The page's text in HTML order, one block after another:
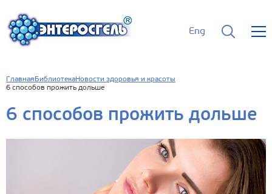
Eng
Главная БиблиотекаНовости здоровья и красоты
6 способов прожить дольше
6 способов прожить дольше